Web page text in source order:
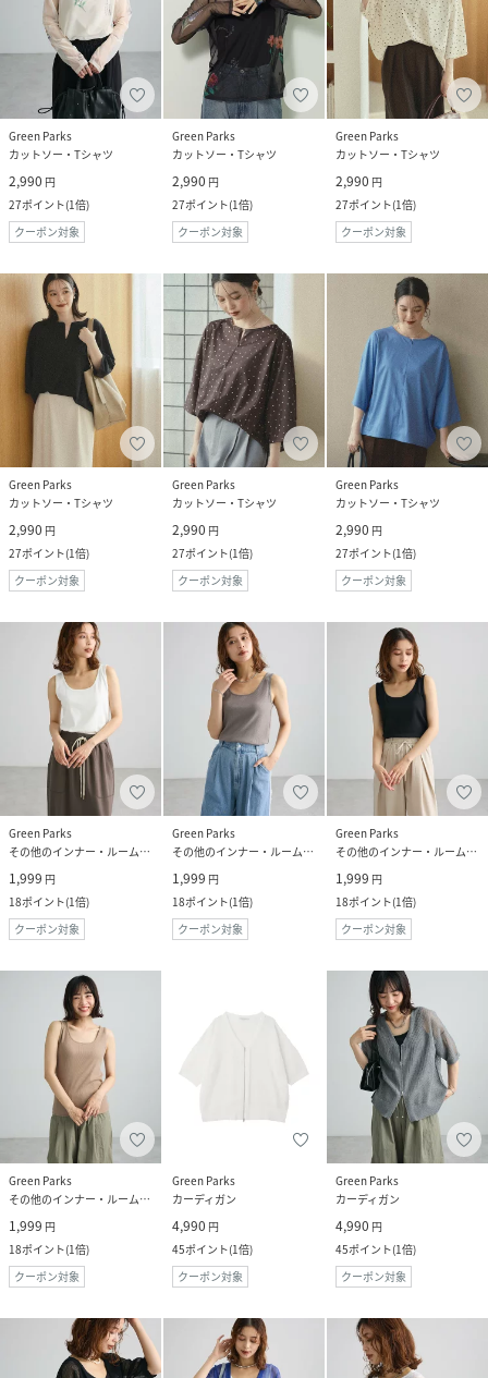
Green Parks
カットソー・Tシャツ
2,990 円
27ポイント(1倍)
クーポン対象
Green Parks
カットソー・Tシャツ
2,990 円
27ポイント(1倍)
クーポン対象
Green Parks
カットソー・Tシャツ
2,990 円
27ポイント(1倍)
クーポン対象
Green Parks
カットソー・Tシャツ
2,990 円
27ポイント(1倍)
クーポン対象
Green Parks
カットソー・Tシャツ
2,990 円
27ポイント(1倍)
クーポン対象
Green Parks
カットソー・Tシャツ
2,990 円
27ポイント(1倍)
クーポン対象
Green Parks
その他のインナー・ルームウェア
1,999 円
18ポイント(1倍)
クーポン対象
Green Parks
その他のインナー・ルームウェア
1,999 円
18ポイント(1倍)
クーポン対象
Green Parks
その他のインナー・ルームウェア
1,999 円
18ポイント(1倍)
クーポン対象
Green Parks
その他のインナー・ルームウェア
1,999 円
18ポイント(1倍)
クーポン対象
Green Parks
カーディガン
4,990 円
45ポイント(1倍)
クーポン対象
Green Parks
カーディガン
4,990 円
45ポイント(1倍)
クーポン対象